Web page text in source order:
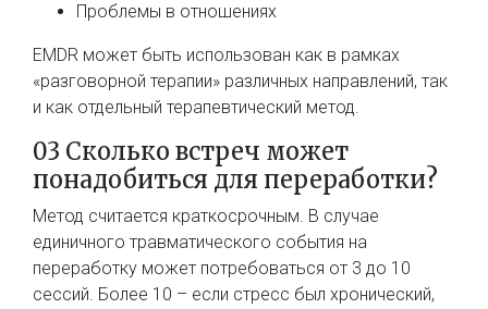
Проблемы в отношениях
EMDR может быть использован как в рамках
«разговорной терапии» различных направлений, так
и как отдельный терапевтический метод.
03 Сколько встреч может
понадобиться для переработки?
Метод считается краткосрочным. В случае
единичного травматического события на
переработку может потребоваться от 3 до 10
сессий. Более 10 – если стресс был хронический,